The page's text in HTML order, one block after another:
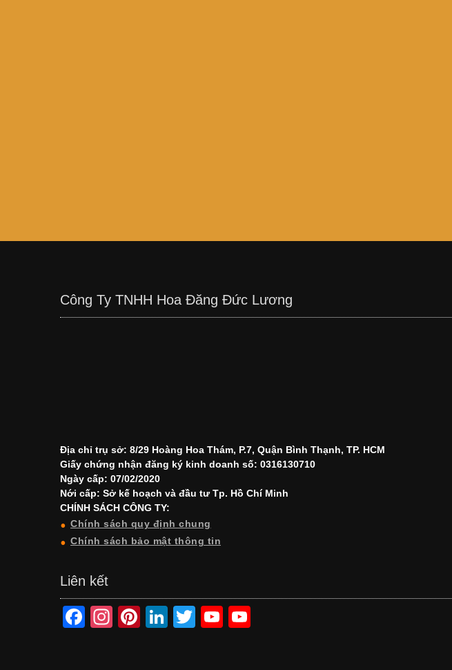
Công Ty TNHH Hoa Đăng Đức Lương
Địa chỉ trụ sở: 8/29 Hoàng Hoa Thám, P.7, Quận Bình Thạnh, TP. HCM
Giấy chứng nhận đăng ký kinh doanh số: 0316130710
Ngày cấp: 07/02/2020
Nới cấp: Sở kế hoạch và đầu tư Tp. Hồ Chí Minh
CHÍNH SÁCH CÔNG TY:
Chính sách quy định chung
Chính sách bảo mật thông tin
Liên kết
F
In
Pi
Li
T
Y